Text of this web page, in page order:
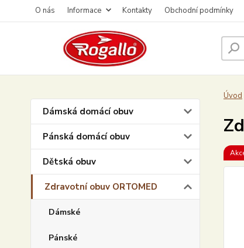
O nás Informace Kontakty Obchodní podmínky
Dámská domácí obuv
Pánská domácí obuv
Dětská obuv
Zdravotní obuv ORTOMED
Dámské
Pánské
Úvod